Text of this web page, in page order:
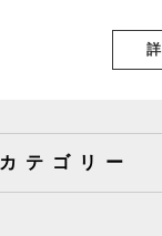
カテゴリー